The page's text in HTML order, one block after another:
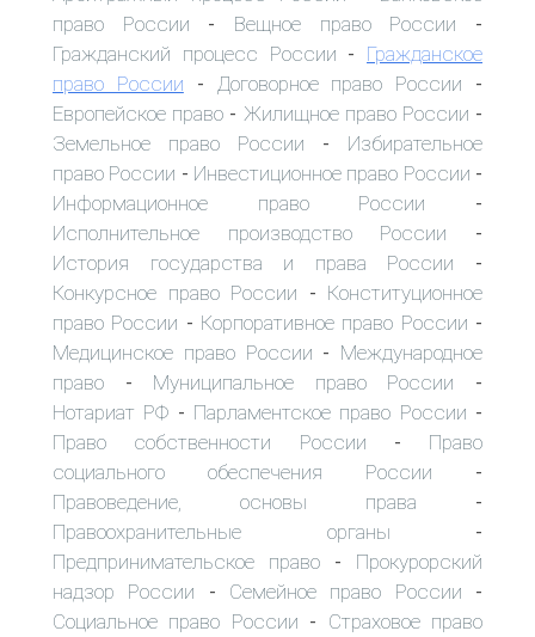
право России - Вещное право России -
Гражданский процесс России - Гражданское
право России - Договорное право России -
Европейское право - Жилищное право России -
Земельное право России - Избирательное
право России - Инвестиционное право России -
Информационное право России -
Исполнительное производство России -
История государства и права России -
Конкурсное право России - Конституционное
право России - Корпоративное право России -
Медицинское право России - Международное
право - Муниципальное право России -
Нотариат РФ - Парламентское право России -
Право собственности России - Право
социального обеспечения России -
Правоведение, основы права -
Правоохранительные органы -
Предпринимательское право - Прокурорский
надзор России - Семейное право России -
Социальное право России - Страховое право